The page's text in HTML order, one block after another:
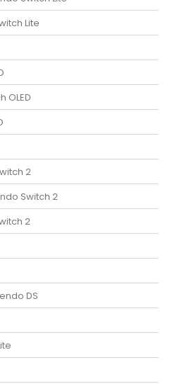
Lite
OLED
2
Switch 2
2
DS